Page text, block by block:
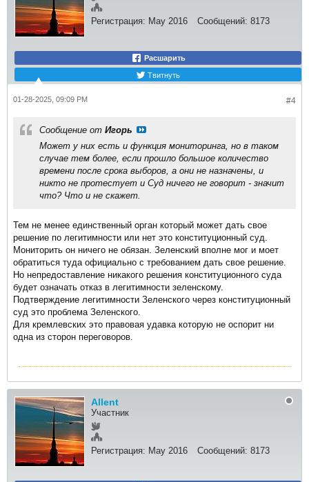
Регистрация: May 2016 Сообщений: 8173
Расшарить
Твитнуть
#4
01-28-2025, 09:09 PM
Сообщение от Игорь
Может у них есть и функция мониторинга, но в таком
случае тем более, если прошло большое количество
времени после срока выборов, а они не назначены, и
никто не протестует и Суд ничего не говорит - значит
что? Что и не скажет.
Тем не менее единственный орган который может дать свое
решение по легитимности или нет это конституционный суд.
Мониторить он ничего не обязан. Зеленский вполне мог и моет
обратиться туда официально с требованием дать свое решение.
Но непредоставление никакого решения конституционного суда
будет означать отказ в легитимности зеленскому.
Подтверждение легитимности Зеленского через конституционный
суд это проблема Зеленского.
Для кремлевских это правовая удавка которую не оспорит ни
одна из сторон переговоров.
Allent
Участник
Регистрация: May 2016 Сообщений: 8173